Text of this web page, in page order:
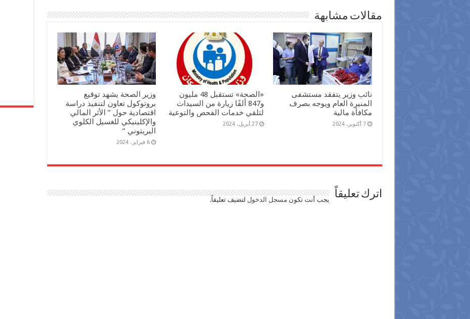
مقالات مشابهة
نائب وزير يتفقد مستشفى
المنيرة العام ويوجه بصرف
مكافأة مالية
7 أكتوبر، 2024
«الصحة» تستقبل 48 مليون
و847 ألفًا زيارة من السيدات
لتلقي خدمات الفحص والتوعية
27 أبريل، 2024
وزير الصحة يشهد توقيع
بروتوكول تعاون لتنفيذ دراسة
اقتصادية حول ” الأثر المالي
والإكلينيكي للغسيل الكلوي
البريتوني “
6 فبراير، 2024
اترك تعليقاً يجب أنت تكون مسجل الدخول لتضيف تعليقاً.